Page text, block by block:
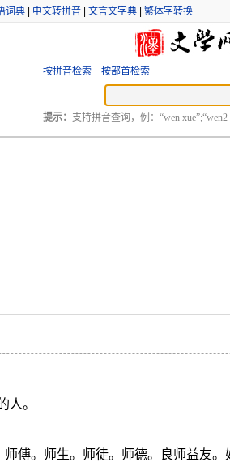
词典| 中文转拼音| 文言文字典| 繁体字转换
按拼音检索 按部首检索
提示： 支持拼音查询，例：“wen
人。
傅。师生。师徒。师德。良师益友。